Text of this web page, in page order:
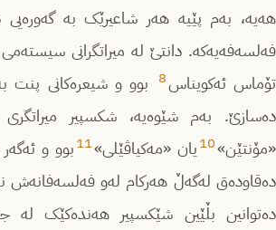
هەیە، بەم پێیە هەر شاعیرێک بە گەورەیی
فەلسەفەیەکە. دانتێ لە میراتگرانی
تۆماس ئەکویناس8 بوو و شیعرەکانی پنت
دەسازێ. بەم شێوەیە، شکسپیر میراتگری
«مۆنتێن»10یان «مەکیاڤێلی»11بوو و
دەقاودەق لەگەڵ هەرکام لەو فەلسەفانەش
دەتوانین بڵێین شێکسپیر هەندەکێک لە